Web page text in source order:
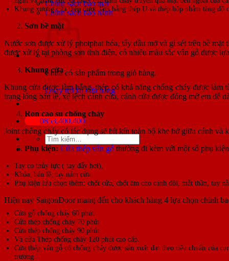
Chính sách bảo mật
Chính sách bảo hành
Chưa có sản phẩm trong giỏ hàng.
Quay trở lại cửa hàng
0853.400.400
Tìm
kiếm:
Khung xương cửa thép được làm bằng thép U và thép hộp nhằm tăng độ
Sơn bề mặt
Nước sơn được xử lý photphat hóa, tẩy dầu mỡ và gỉ sét trên bề
được xử lý tại phòng sơn tĩnh điện, có nhiều màu sắc vân gỗ được
Khung cửa
Khung cửa được làm bằng thép có khả năng chống cháy được
trạng lỏng bản lề, xệ lệch cánh cửa, cánh cửa được đóng mở em dễ
Ron cao su chống cháy
Joint chống cháy có tác dụng sẽ bít kín toàn bộ khe hở giữa cánh
Phụ kiện: Cửa thép vân gỗ thường đi kèm với một số phụ
Tay co thủy lực ( tay đẩy hơi),
Khóa, bản lề, tay nắm cửa
Phụ kiện lựa chọn thêm: chốt cửa, chốt âm cho cánh đôi, mắt thần, tay
Hiện nay SaigonDoor mang đến cho khách hàng 4 lựa chọn chính
Cửa gỗ chống cháy 60 phút.
Cửa thép chống cháy 70 phút
Cửa thép chống cháy 90 phút
Và cửa Thép chống cháy 120 phút cao cấp.
Cửa thép vân gỗ có chống cháy được sản xuất đạt theo tiêu chuẩn của
trường.